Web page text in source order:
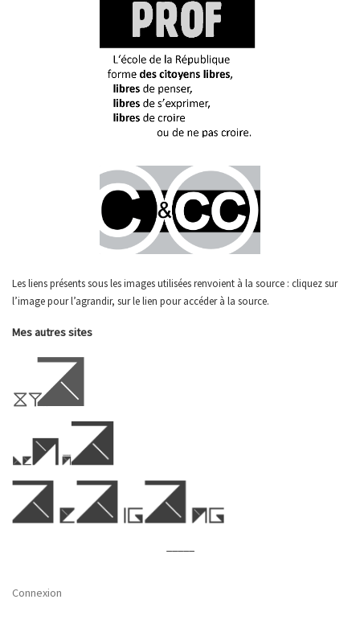
Les liens présents sous les images utilisées renvoient à la source : cliquez sur
l’image pour l’agrandir, sur le lien pour accéder à la source.
Mes autres sites
Connexion